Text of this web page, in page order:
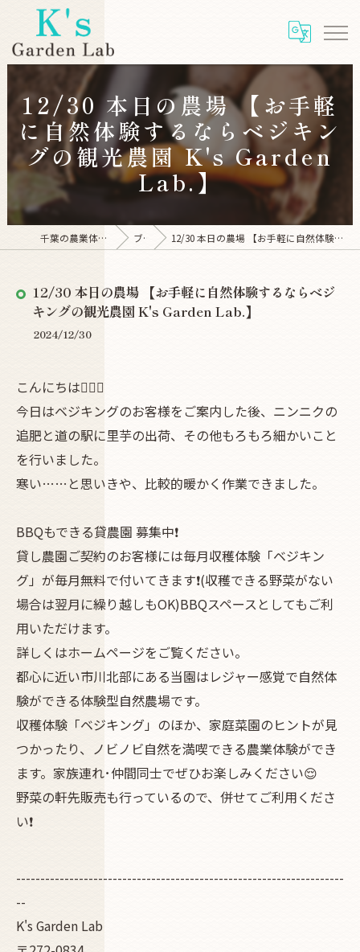
12/30 本日の農場 【お手軽
に自然体験するならベジキン
グの観光農園 K's Garden
Lab.】
千葉の農業体験ならK's Garden Lab ブログ 12/30 本日の農場 【お手軽に自然体験するならベジキングの観光農園 K's Garden Lab.】
12/30 本日の農場 【お手軽に自然体験するならベジ
キングの観光農園 K's Garden Lab.】
2024/12/30
こんにちは🧑🏻‍⚕️
今日はベジキングのお客様をご案内した後、ニンニクの
追肥と道の駅に里芋の出荷、その他もろもろ細かいこと
を行いました。
寒い……と思いきや、比較的暖かく作業できました。
BBQもできる貸農園 募集中❗
貸し農園ご契約のお客様には毎月収穫体験「ベジキン
グ」が毎月無料で付いてきます❗(収穫できる野菜がない
場合は翌月に繰り越しもOK)BBQスペースとしてもご利
用いただけます。
詳しくはホームページをご覧ください。
都心に近い市川北部にある当園はレジャー感覚で自然体
験ができる体験型自然農場です。
収穫体験「ベジキング」のほか、家庭菜園のヒントが見
つかったり、ノビノビ自然を満喫できる農業体験ができ
ます。家族連れ･仲間同士でぜひお楽しみください😌
野菜の軒先販売も行っているので、併せてご利用くださ
い❗
--------------------------------------------------------------------
--
K's Garden Lab